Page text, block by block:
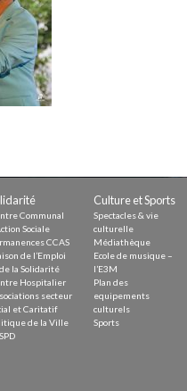
durable
Communal
Sociale
CCAS
de l’Emploi
la Solidarité
Hospitalier
secteur
et Caritatif
de la Ville
Culture et Sports
Spectacles & vie
culturelle
Médiathèque
Ecole de musique –
l’E3M
Plan des
equipements
culturels
Sports